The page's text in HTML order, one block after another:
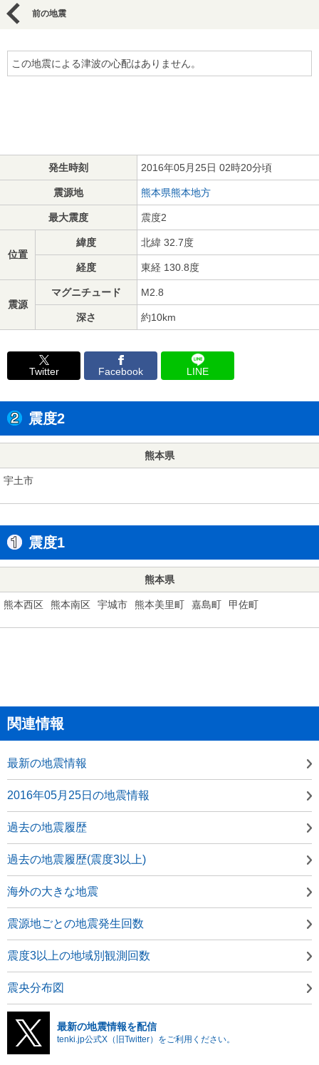
前の地震
この地震による津波の心配はありません。
発生時刻 2016年05月25日 02時20分頃
震源地 熊本県熊本地方
最大震度 震度2
位置
緯度 北緯 32.7度
経度 東経 130.8度
震源
マグニチュード M2.8
深さ 約10km
Twitter Facebook LINE
震度2
熊本県
宇土市
震度1
熊本県
熊本西区 熊本南区 宇城市 熊本美里町 嘉島町 甲佐町
関連情報
最新の地震情報
2016年05月25日の地震情報
過去の地震履歴
過去の地震履歴(震度3以上)
海外の大きな地震
震源地ごとの地震発生回数
震度3以上の地域別観測回数
震央分布図
最新の地震情報を配信
tenki.jp公式X（旧Twitter）をご利用ください。